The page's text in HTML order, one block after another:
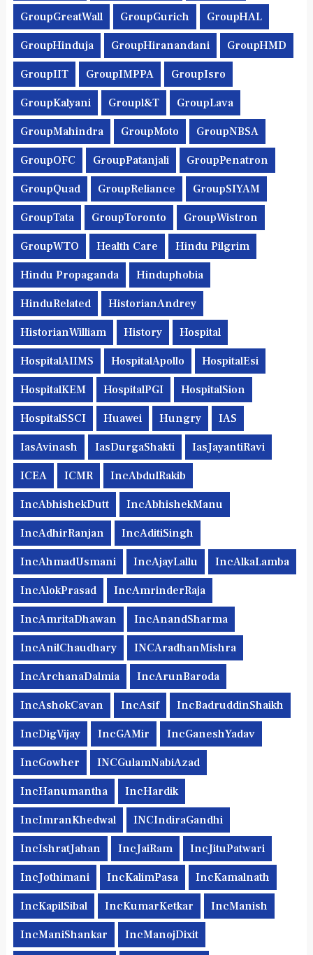
GroupGreatWall GroupGurich GroupHAL
GroupHinduja GroupHiranandani GroupHMD
GroupIIT GroupIMPPA GroupIsro
GroupKalyani Groupl&t GroupLava
GroupMahindra GroupMoto GroupNBSA
GroupOFC GroupPatanjali GroupPenatron
GroupQuad GroupReliance GroupSIYAM
GroupTata GroupToronto GroupWistron
GroupWTO Health Care Hindu Pilgrim
Hindu Propaganda Hinduphobia
HinduRelated HistorianAndrey
HistorianWilliam History Hospital
HospitalAIIMS HospitalApollo HospitalEsi
HospitalKEM HospitalPGI HospitalSion
HospitalSSCI Huawei Hungry IAS
IasAvinash IasDurgaShakti IasJayantiRavi
ICEA ICMR IncAbdulRakib
IncAbhishekDutt IncAbhishekManu
IncAdhirRanjan IncAditiSingh
IncAhmadUsmani IncAjayLallu IncAlkaLamba
IncAlokPrasad IncAmrinderRaja
IncAmritaDhawan IncAnandSharma
IncAnilChaudhary INCAradhanMishra
IncArchanaDalmia IncArunBaroda
IncAshokCavan IncAsif IncBadruddinShaikh
IncDigVijay IncGAMir IncGaneshYadav
IncGowher INCGulamNabiAzad
IncHanumantha IncHardik
IncImranKhedwal INCIndiraGandhi
IncIshratJahan IncJaiRam IncJituPatwari
IncJothimani IncKalimPasa IncKamalnath
IncKapilSibal IncKumarKetkar IncManish
IncManiShankar IncManojDixit